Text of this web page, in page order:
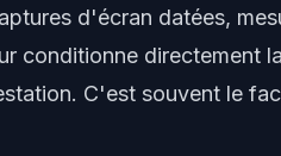
d'écran datées,
conditionne directement la
C'est souvent le